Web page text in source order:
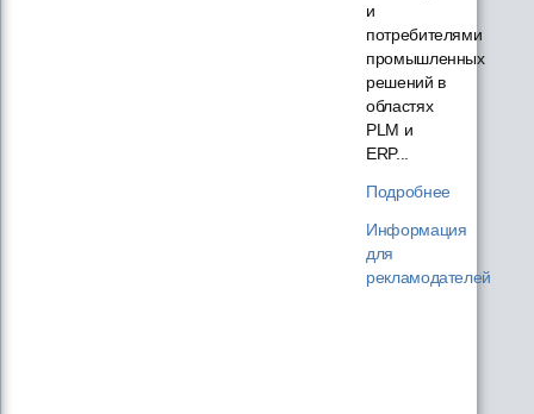
и
потребителями
промышленных
решений в
областях
PLM и
ERP...
Подробнее
Информация
для
рекламодателей